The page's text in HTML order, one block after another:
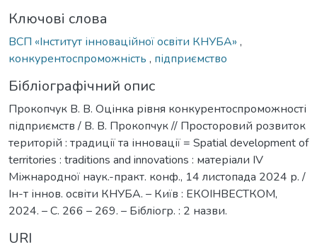
Ключові слова
ВСП «Інститут інноваційної освіти КНУБА» ,
конкурентоспроможність , підприємство
Бібліографічний опис
Прокопчук В. В. Оцінка рівня конкурентоспроможності
підприємств / В. В. Прокопчук // Просторовий розвиток
територій : традиції та інновації = Spatial development of
territories : traditions and innovations : матеріали IV
Міжнародної наук.-практ. конф., 14 листопада 2024 р. /
Ін-т іннов. освіти КНУБА. – Київ : ЕКОІНВЕСТКОМ,
2024. – С. 266 – 269. – Бібліогр. : 2 назви.
URI